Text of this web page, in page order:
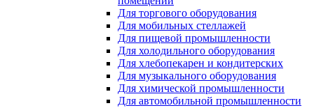
Для торгового оборудования
Для мобильных стеллажей
Для пищевой промышленности
Для холодильного оборудования
Для хлебопекарен и кондитерских
Для музыкального оборудования
Для химической промышленности
Для автомобильной промышленности